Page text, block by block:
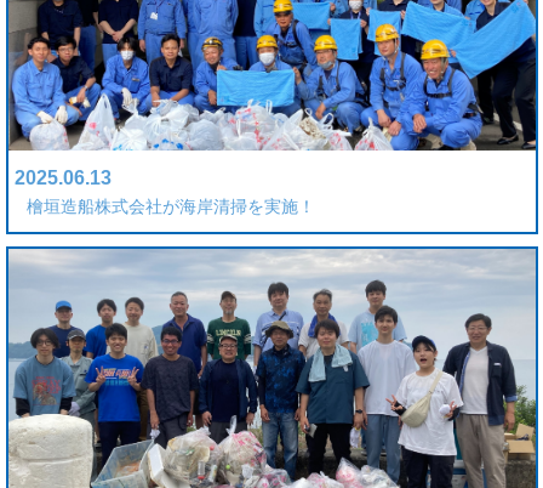
2025.06.13
檜垣造船株式会社が海岸清掃を実施！